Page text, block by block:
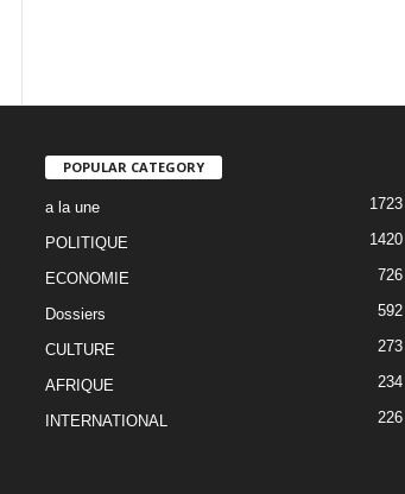
POPULAR CATEGORY
a la une 1723
POLITIQUE 1420
ECONOMIE 726
Dossiers 592
CULTURE 273
AFRIQUE 234
INTERNATIONAL 226